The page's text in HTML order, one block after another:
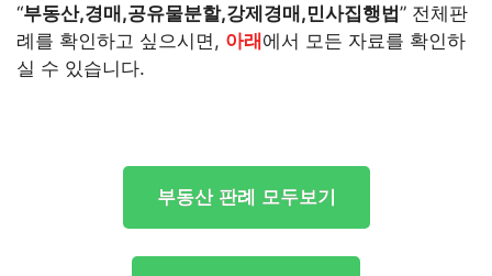
“부동산,경매,공유물분할,강제경매,민사집행법” 전체판
례를 확인하고 싶으시면, 아래에서 모든 자료를 확인하
실 수 있습니다.
부동산 판례 모두보기